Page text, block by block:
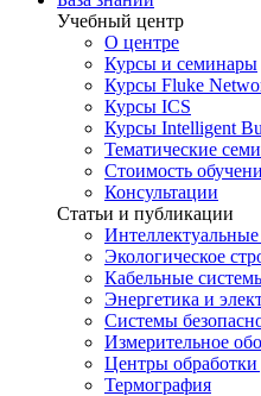
Учебный центр
О центре
Курсы и семинары
Курсы Fluke
Курсы ICS
Курсы Intelligent
Тематические
Стоимость
Консультации
Статьи и публикации
Интеллектуальные
Экологическое
Кабельные
Энергетика и
Системы
Измерительное
Центры
Термография